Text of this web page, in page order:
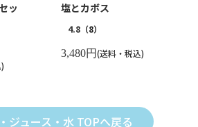
ッ
塩とカボス
4.8 （8）
3,480円(送料・税込)
ジュース・水 TOPへ戻る